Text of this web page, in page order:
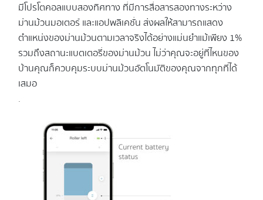
มีโปรโตคอลแบบสองทิศทาง ที่มีการสื่อสารสองทางระหว่าง
ม่านม้วนมอเตอร์ และแอปพลิเคชั่น ส่งผลให้สามารถแสดง
ตำแหน่งของม่านม้วนตามเวลาจริงได้อย่างแม่นยำแม้เพียง 1%
รวมถึงสถานะแบตเตอรี่ของม่านม้วน ไม่ว่าคุณจะอยู่ที่ไหนของ
บ้านคุณก็ควบคุมระบบม่านม้วนอัตโนมัติของคุณจากทุกที่ได้
เสมอ
.